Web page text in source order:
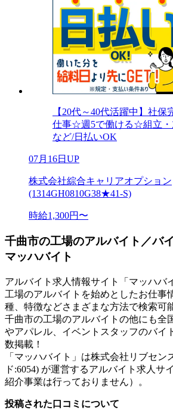
【20代～40代活躍中】社保
仕事☆週5で働ける☆組立・
など/日払いOK
07月16日UP
株式会社綜合キャリアオプション
(1314GH0810G38★41-S)
時給1,300円〜
千曲市の工場のアルバイト／バ
マッハバイト
アルバイト求人情報サイト「マッハバ
工場のアルバイトを始めとしたお仕事
種、特徴などさまざまな方法で検索可
千曲市の工場のアルバイトの他にも全
やアパレル、イベントスタッフのバイ
数掲載！
「マッハバイト」は株式会社リブセン
ド:6054) が運営するアルバイト求人サ
紹介事業は行っておりません）。
投稿された口コミについて